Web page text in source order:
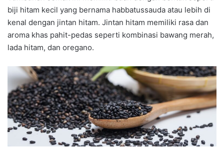
biji hitam kecil yang bernama habbatussauda atau lebih di
kenal dengan jintan hitam. Jintan hitam memiliki rasa dan
aroma khas pahit-pedas seperti kombinasi bawang merah,
lada hitam, dan oregano.